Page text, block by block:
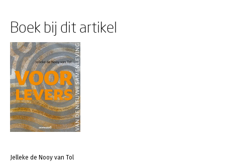
Boek bij dit artikel
Jelleke de Nooy van Tol